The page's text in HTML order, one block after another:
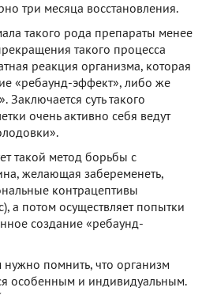
три месяца восстановления.
такого рода препараты менее
такого процесса
реакция организма, которая
«ребаунд-эффект», либо же
Заключается суть такого
очень активно себя ведут
такой метод борьбы с
желающая забеременеть,
контрацептивы
а потом осуществляет попытки
создание «ребаунд-
помнить, что организм
особенным и индивидуальным.